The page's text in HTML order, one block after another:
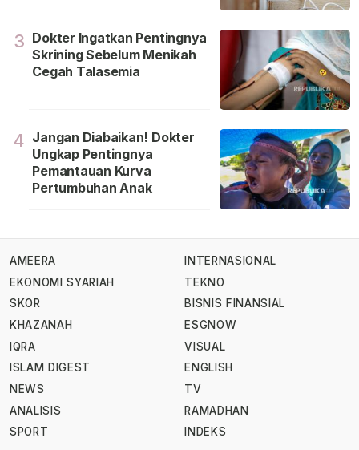
3 Dokter Ingatkan Pentingnya
Skrining Sebelum Menikah
Cegah Talasemia
4 Jangan Diabaikan! Dokter
Ungkap Pentingnya
Pemantauan Kurva
Pertumbuhan Anak
AMEERA
EKONOMI SYARIAH
SKOR
KHAZANAH
IQRA
ISLAM DIGEST
NEWS
ANALISIS
SPORT
INTERNASIONAL
TEKNO
BISNIS FINANSIAL
ESGNOW
VISUAL
ENGLISH
TV
RAMADHAN
INDEKS